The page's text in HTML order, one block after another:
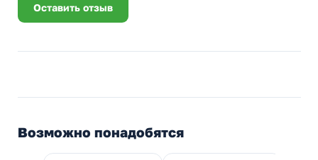
Оставить отзыв
Возможно понадобятся